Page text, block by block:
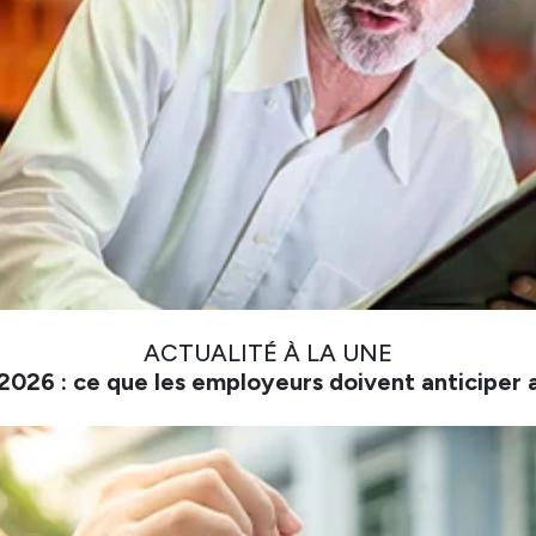
ACTUALITÉ À LA UNE
: ce que les employeurs doivent anticiper